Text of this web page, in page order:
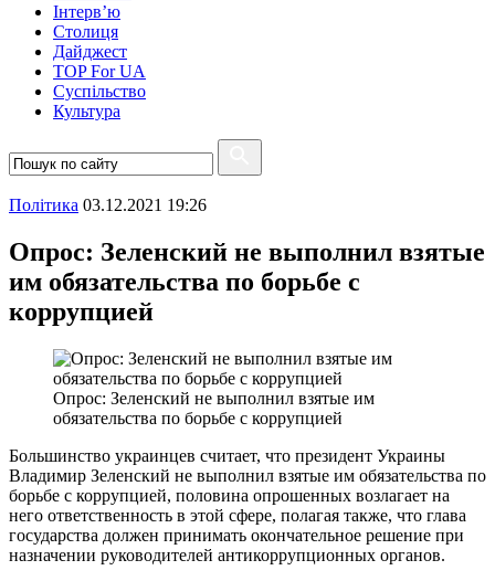
Інтерв’ю
Столиця
Дайджест
TOP For UA
Суспiльство
Культура
Полiтика 03.12.2021 19:26
Опрос: Зеленский не выполнил взятые
им обязательства по борьбе с
коррупцией
Опрос: Зеленский не выполнил взятые им
обязательства по борьбе с коррупцией
Большинство украинцев считает, что президент Украины
Владимир Зеленский не выполнил взятые им обязательства по
борьбе с коррупцией, половина опрошенных возлагает на
него ответственность в этой сфере, полагая также, что глава
государства должен принимать окончательное решение при
назначении руководителей антикоррупционных органов.